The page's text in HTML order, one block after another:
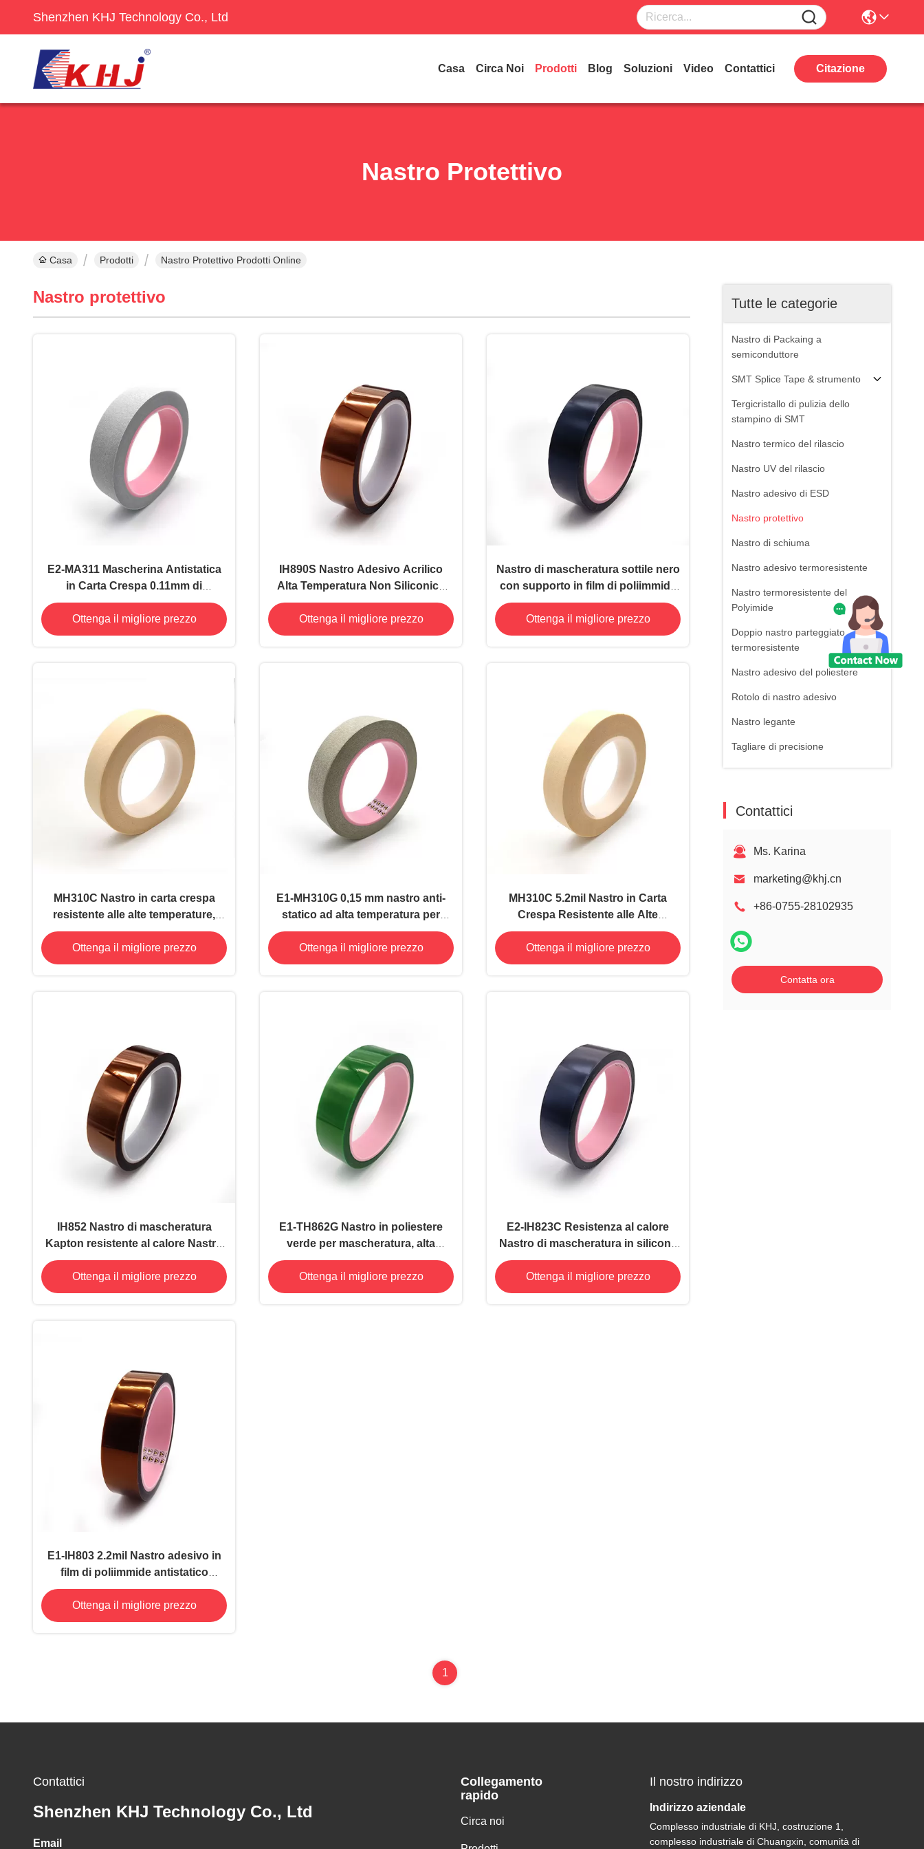
Shenzhen KHJ Technology Co., Ltd
Casa Circa Noi Prodotti Blog Soluzioni Video Contattici Citazione
Nastro Protettivo
Casa Prodotti Nastro Protettivo Prodotti Online
Tutte le categorie
Nastro di Packaing a
semiconduttore
SMT Splice Tape & strumento
Tergicristallo di pulizia dello
stampino di SMT
Nastro termico del rilascio
Nastro UV del rilascio
Nastro adesivo di ESD
Nastro protettivo
Nastro di schiuma
Nastro adesivo termoresistente
Nastro termoresistente del
Polyimide
Doppio nastro parteggiato
termoresistente
Nastro adesivo del poliestere
Rotolo di nastro adesivo
Nastro legante
Tagliare di precisione
Nastro del Kapton
Contattici
Ms. Karina
marketing@khj.cn
+86-0755-28102935
Contatta ora
Nastro protettivo
E2-MA311 Mascherina Antistatica
in Carta Crespa 0.11mm di
Spessore Buona Adesione
Ottenga il migliore prezzo
IH890S Nastro Adesivo Acrilico
Alta Temperatura Non Siliconico
1.38mil OEM ODM
Ottenga il migliore prezzo
Nastro di mascheratura sottile nero
con supporto in film di poliimmide
E1-IH826, adesivo siliconico,
resistenza al calore
Ottenga il migliore prezzo
MH310C Nastro in carta crespa
resistente alle alte temperature,
spessore 5,2 mil, approvato Rohs
Ottenga il migliore prezzo
E1-MH310G 0,15 mm nastro anti-
statico ad alta temperatura per
componenti
Ottenga il migliore prezzo
MH310C 5.2mil Nastro in Carta
Crespa Resistente alle Alte
Temperature per Mascheratura nel
Processo di Saldatura a Onda
Ottenga il migliore prezzo
IH852 Nastro di mascheratura
Kapton resistente al calore Nastro
adesivo in silicone con film
poliammide
Ottenga il migliore prezzo
E1-TH862G Nastro in poliestere
verde per mascheratura, alta
temperatura, antistatico, 2,4 mil
Ottenga il migliore prezzo
E2-IH823C Resistenza al calore
Nastro di mascheratura in silicone
Poliamide Film con supporto 0,05
mm
Ottenga il migliore prezzo
E1-IH803 2.2mil Nastro adesivo in
film di poliimmide antistatico
resistente alle alte temperature
Ottenga il migliore prezzo
1
Contattici
Shenzhen KHJ Technology Co., Ltd
Email
Collegamento
rapido
Circa noi
Il nostro indirizzo
Indirizzo aziendale
Complesso industriale di KHJ, costruzione 1,
complesso industriale di Chuangxin, comunità di